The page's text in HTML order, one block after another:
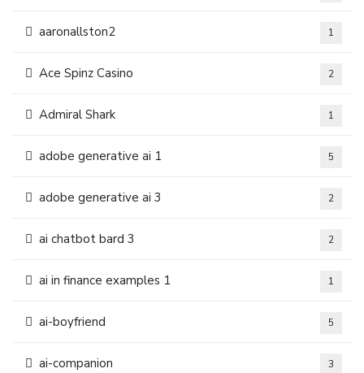
aaronallston2 1
Ace Spinz Casino 2
Admiral Shark 1
adobe generative ai 1 5
adobe generative ai 3 2
ai chatbot bard 3 2
ai in finance examples 1 1
ai-boyfriend 5
ai-companion 3